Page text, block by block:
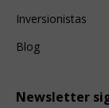
Inversionistas
Blog
Newsletter